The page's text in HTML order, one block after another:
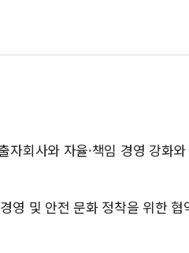
[종합] 美 7월 고용 2만3000명 감소
[사진] 이슬람 수니파 3개국, 공동방
뉴욕증시 개장 전 특징주...아틀라
李 "해남 태양광, 대한민국 다음
트럼프, 中 겨냥 폴리실리콘 관세
회사와 자율·책임 경영 강화
영 및 안전 문화 정착을 위한 협